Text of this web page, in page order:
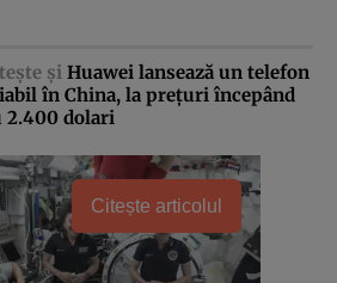
şi Huawei lansează un telefon
în China, la preţuri începând
2.400 dolari
Citește articolul